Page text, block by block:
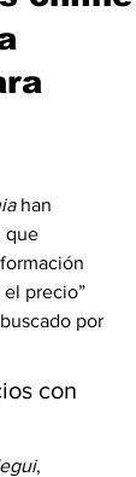
han
que
precio”
por
con
,